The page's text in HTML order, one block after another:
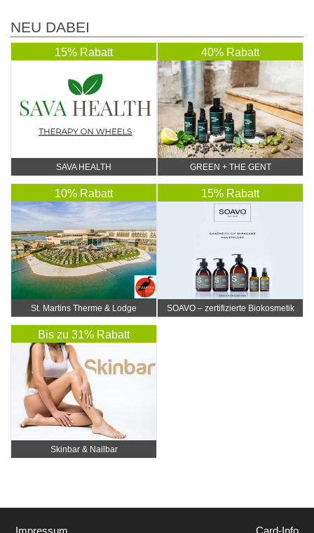
NEU DABEI
15% Rabatt
SAVA HEALTH
40% Rabatt
GREEN + THE GENT
10% Rabatt
St. Martins Therme & Lodge
15% Rabatt
SOAVO – zertifizierte Biokosmetik
Bis zu 31% Rabatt
Skinbar & Nailbar
Impressum Card-Info